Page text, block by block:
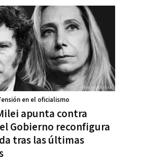
apunta contra
Gobierno reconfigura
tras las últimas
en el oficialismo